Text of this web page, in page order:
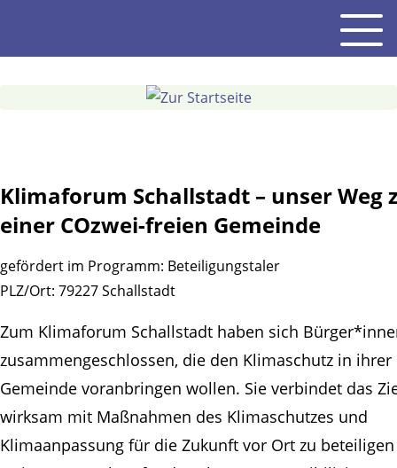
Inhalt
Klimaforum Schallstadt – unser Weg
einer COzwei-freien Gemeinde
gefördert im Programm: Beteiligungstaler
PLZ/Ort: 79227 Schallstadt
Zum Klimaforum Schallstadt haben sich
zusammengeschlossen, die den Klimaschutz in ihrer
Gemeinde voranbringen wollen. Sie verbindet das
wirksam mit Maßnahmen des Klimaschutzes und
Klimaanpassung für die Zukunft vor Ort zu